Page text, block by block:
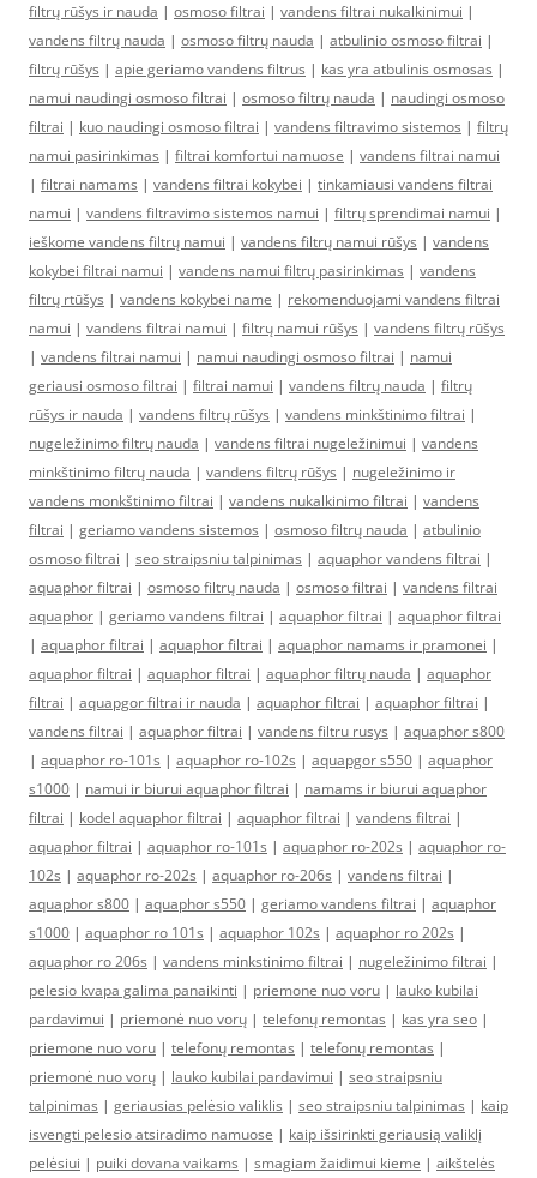
filtrų rūšys ir nauda | osmoso filtrai | vandens filtrai nukalkinimui |
vandens filtrų nauda | osmoso filtrų nauda | atbulinio osmoso filtrai |
filtrų rūšys | apie geriamo vandens filtrus | kas yra atbulinis osmosas |
namui naudingi osmoso filtrai | osmoso filtrų nauda | naudingi osmoso
filtrai | kuo naudingi osmoso filtrai | vandens filtravimo sistemos | filtrų
namui pasirinkimas | filtrai komfortui namuose | vandens filtrai namui
| filtrai namams | vandens filtrai kokybei | tinkamiausi vandens filtrai
namui | vandens filtravimo sistemos namui | filtrų sprendimai namui |
ieškome vandens filtrų namui | vandens filtrų namui rūšys | vandens
kokybei filtrai namui | vandens namui filtrų pasirinkimas | vandens
filtrų rtūšys | vandens kokybei name | rekomenduojami vandens filtrai
namui | vandens filtrai namui | filtrų namui rūšys | vandens filtrų rūšys
| vandens filtrai namui | namui naudingi osmoso filtrai | namui
geriausi osmoso filtrai | filtrai namui | vandens filtrų nauda | filtrų
rūšys ir nauda | vandens filtrų rūšys | vandens minkštinimo filtrai |
nugeležinimo filtrų nauda | vandens filtrai nugeležinimui | vandens
minkštinimo filtrų nauda | vandens filtrų rūšys | nugeležinimo ir
vandens monkštinimo filtrai | vandens nukalkinimo filtrai | vandens
filtrai | geriamo vandens sistemos | osmoso filtrų nauda | atbulinio
osmoso filtrai | seo straipsniu talpinimas | aquaphor vandens filtrai |
aquaphor filtrai | osmoso filtrų nauda | osmoso filtrai | vandens filtrai
aquaphor | geriamo vandens filtrai | aquaphor filtrai | aquaphor filtrai
| aquaphor filtrai | aquaphor filtrai | aquaphor namams ir pramonei |
aquaphor filtrai | aquaphor filtrai | aquaphor filtrų nauda | aquaphor
filtrai | aquapgor filtrai ir nauda | aquaphor filtrai | aquaphor filtrai |
vandens filtrai | aquaphor filtrai | vandens filtru rusys | aquaphor s800
| aquaphor ro-101s | aquaphor ro-102s | aquapgor s550 | aquaphor
s1000 | namui ir biurui aquaphor filtrai | namams ir biurui aquaphor
filtrai | kodel aquaphor filtrai | aquaphor filtrai | vandens filtrai |
aquaphor filtrai | aquaphor ro-101s | aquaphor ro-202s | aquaphor ro-
102s | aquaphor ro-202s | aquaphor ro-206s | vandens filtrai |
aquaphor s800 | aquaphor s550 | geriamo vandens filtrai | aquaphor
s1000 | aquaphor ro 101s | aquaphor 102s | aquaphor ro 202s |
aquaphor ro 206s | vandens minkstinimo filtrai | nugeležinimo filtrai |
pelesio kvapa galima panaikinti | priemone nuo voru | lauko kubilai
pardavimui | priemonė nuo vorų | telefonų remontas | kas yra seo |
priemone nuo voru | telefonų remontas | telefonų remontas |
priemonė nuo vorų | lauko kubilai pardavimui | seo straipsniu
talpinimas | geriausias pelėsio valiklis | seo straipsniu talpinimas | kaip
isvengti pelesio atsiradimo namuose | kaip išsirinkti geriausią valiklį
pelėsiui | puiki dovana vaikams | smagiam žaidimui kieme | aikštelės